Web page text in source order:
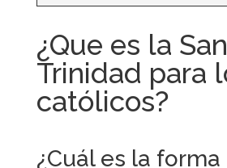
¿Que es la
Trinidad para
católicos?
¿Cuál es la forma